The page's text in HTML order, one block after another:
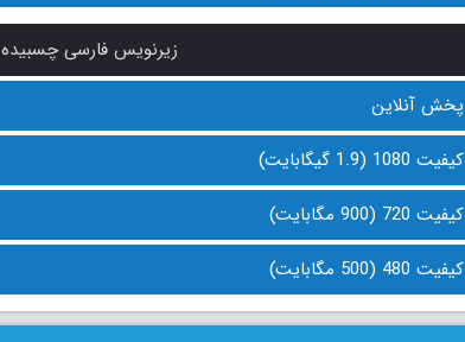
زیرنویس فارسی چسبیده
پخش آنلاین
کیفیت 1080 (1.9 گیگابایت)
کیفیت 720 (900 مگابایت)
کیفیت 480 (500 مگابایت)